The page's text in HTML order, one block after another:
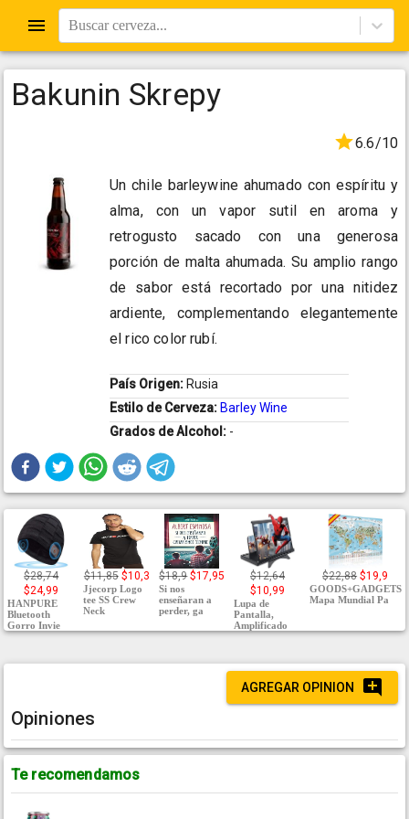
Buscar cerveza...
Bakunin Skrepy
6.6/10
Un chile barleywine ahumado con espíritu y
alma, con un vapor sutil en aroma y
retrogusto sacado con una generosa
porción de malta ahumada. Su amplio rango
de sabor está recortado por una nitidez
ardiente, complementando elegantemente
el rico color rubí.
País Origen: Rusia
Estilo de Cerveza: Barley Wine
Grados de Alcohol: -
$28,74
$24,99
HANPURE
Bluetooth
Gorro Invie
$11,85 $10,3
Jjecorp Logo
tee SS Crew
Neck
$18,9 $17,95
Si nos
enseñaran a
perder, ga
$12,64
$10,99
Lupa de
Pantalla,
Amplificado
$22,88 $19,9
GOODS+GADGETS
Mapa Mundial Pa
AGREGAR OPINION
Opiniones
Te recomendamos